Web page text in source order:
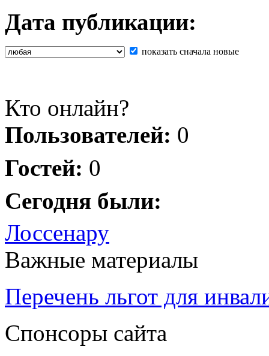
Дата публикации:
показать сначала новые
Кто онлайн?
Пользователей: 0
Гостей: 0
Сегодня были:
Лоссенару
Важные материалы
Перечень льгот для
Спонсоры сайта